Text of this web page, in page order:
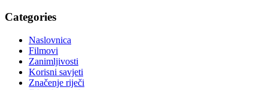
Categories
Naslovnica
Filmovi
Zanimljivosti
Korisni savjeti
Značenje riječi